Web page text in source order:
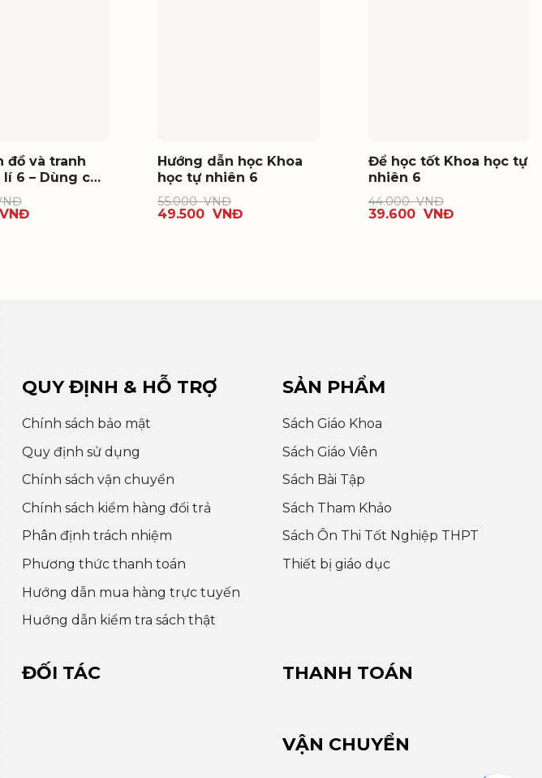
đồ và tranh
6 – Dùng cho
VNĐ
Hướng dẫn học Khoa
học tự nhiên 6
55.000VNĐ
49.500 VNĐ
Để học tốt Khoa học tự
nhiên 6
44.000VNĐ
39.600 VNĐ
QUY ĐỊNH & HỖ TRỢ
Chính sách bảo mật
Quy định sử dụng
Chính sách vận chuyển
Chính sách kiểm hàng đổi trả
Phân định trách nhiệm
Phương thức thanh toán
Hướng dẫn mua hàng trực tuyến
Huớng dẫn kiểm tra sách thật
SẢN PHẨM
Sách Giáo Khoa
Sách Giáo Viên
Sách Bài Tập
Sách Tham Khảo
Sách Ôn Thi Tốt Nghiệp THPT
Thiết bị giáo dục
ĐỐI TÁC THANH TOÁN
VẬN CHUYỂN